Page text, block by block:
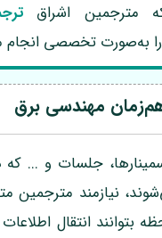
مترجمین اشراق
به‌صورت تخصصی
مهندسی برق
جلسات و ...
نیازمند
بتوانند انتقال